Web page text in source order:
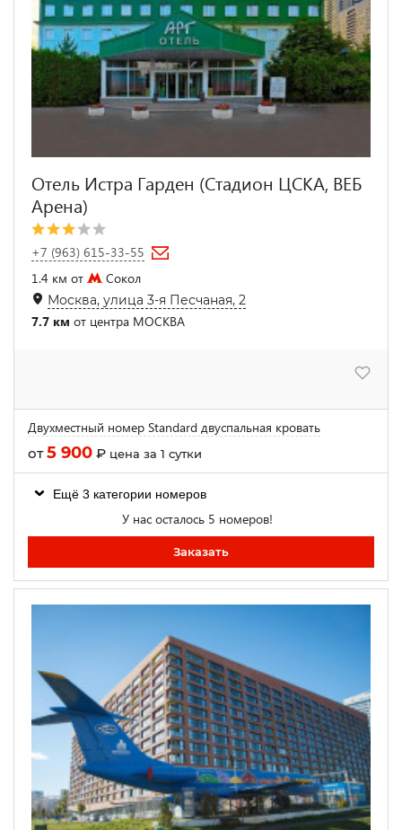
Отель Истра Гарден (Стадион ЦСКА, ВЕБ
Арена)
+7 (963) 615-33-55
1.4 км от
Сокол
Москва, улица 3-я Песчаная, 2
7.7 км от центра МОСКВА
Двухместный номер Standard двуспальная кровать
от5 900 ₽ цена за 1 сутки
Ещё 3 категории номеров
У нас осталось 5 номеров!
Заказать